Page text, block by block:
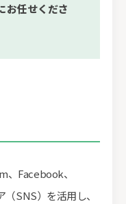
お任せくださ
Facebook、
SNS）を活用し、